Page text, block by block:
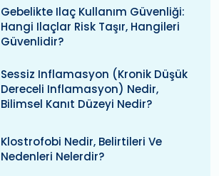
Gebelikte Ilaç Kullanım Güvenliği:
Hangi Ilaçlar Risk Taşır, Hangileri
Güvenlidir?
Sessiz Inflamasyon (kronik Düşük
Dereceli Inflamasyon) Nedir,
Bilimsel Kanıt Düzeyi Nedir?
Klostrofobi Nedir, Belirtileri Ve
Nedenleri Nelerdir?